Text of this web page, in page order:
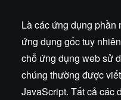
Là các ứng dụng phần
ứng dụng gốc tuy
chỗ ứng dụng web sử
chúng thường được
JavaScript. Tất cả các